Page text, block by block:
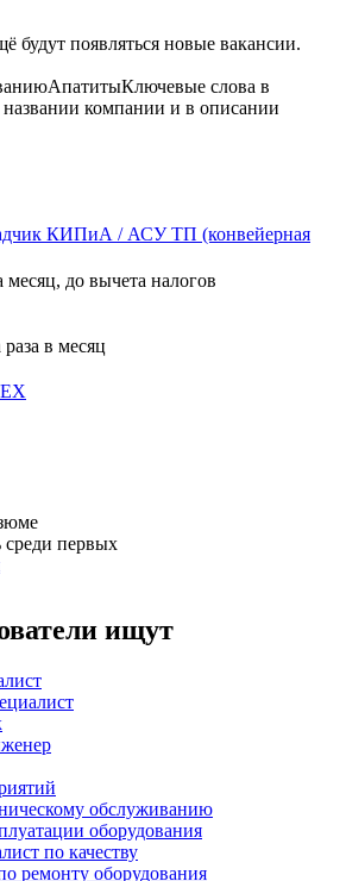
будут появляться новые вакансии.
АпатитыКлючевые слова в
компании и в описании
КИПиА / АСУ ТП (конвейерная
месяц, до вычета налогов
в месяц
среди первых
ищут
обслуживанию
оборудования
по качеству
ремонту оборудования